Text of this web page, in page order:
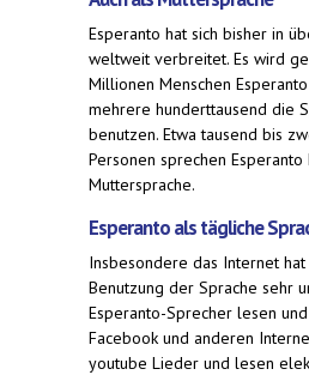
Esperanto hat sich bisher in
weltweit verbreitet. Es wird
Millionen Menschen
mehrere hunderttausend die
benutzen. Etwa tausend bis
Personen sprechen Esperanto
Muttersprache.
Esperanto als tägliche
Insbesondere das Internet
Benutzung der Sprache sehr
Esperanto-Sprecher lesen
Facebook und anderen
youtube Lieder und lesen